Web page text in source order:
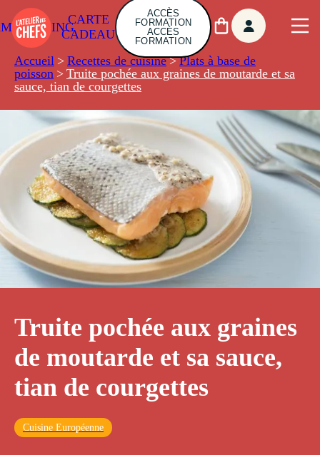
CARTE
CADEAU
ACCÈS
FORMATION
ACCÈS
FORMATION
Accueil > Recettes de cuisine > Plats à base de
poisson > Truite pochée aux graines de moutarde et sa
sauce, tian de courgettes
Truite pochée aux graines
de moutarde et sa sauce,
tian de courgettes
Cuisine Européenne